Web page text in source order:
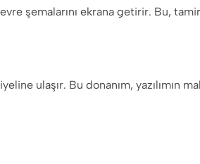
şemalarını ekrana getirir. Bu,
ulaşır. Bu donanım, yazılımın